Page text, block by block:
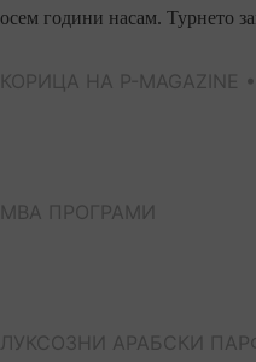
осем години насам. Турнето
КОРИЦА НА P-MAGAZINE
МВА ПРОГРАМИ
ЛУКСОЗНИ АРАБСКИ